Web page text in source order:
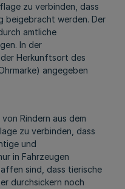
zu verbinden, dass
beigebracht werden. Der
amtliche
In der
Herkunftsort des
angegeben
Rindern aus dem
zu verbinden, dass
und
in Fahrzeugen
sind, dass tierische
durchsickern noch